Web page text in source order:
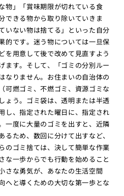
物」「賞味期限が切れている食
できる物から取り除いていきま
いない物は捨てる」といった自分
的です。迷う物については一旦保
を用意して後で改めて見直すよう
ます。そして、「ゴミの分別ルー
なりません。お住まいの自治体の
可燃ゴミ、不燃ゴミ、資源ゴミな
ょう。ゴミ袋は、透明または半透
し、指定された曜日に、指定され
一度に大量のゴミを出すと、近隣
ため、数回に分けて出すなど、
のゴミ捨ては、決して簡単な作業
な一歩からでも行動を始めること
さな勇気が、あなたの生活空間
へと導くための大切な第一歩とな